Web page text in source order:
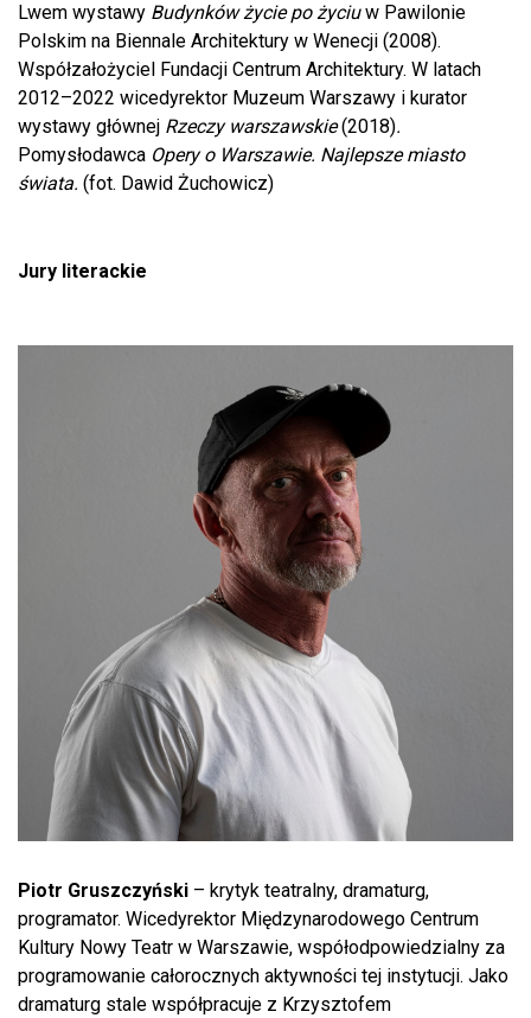
Lwem wystawy Budynków życie po życiuw Pawilonie
Polskim na Biennale Architektury w Wenecji (2008).
Współzałożyciel Fundacji Centrum Architektury. W latach
2012–2022 wicedyrektor Muzeum Warszawy i kurator
wystawy głównej Rzeczy warszawskie(2018).
Pomysłodawca Opery o Warszawie. Najlepsze miasto
świata. (fot. Dawid Żuchowicz)
Jury literackie
Piotr Gruszczyński – krytyk teatralny, dramaturg,
programator. Wicedyrektor Międzynarodowego Centrum
Kultury Nowy Teatr w Warszawie, współodpowiedzialny za
programowanie całorocznych aktywności tej instytucji. Jako
dramaturg stale współpracuje z Krzysztofem